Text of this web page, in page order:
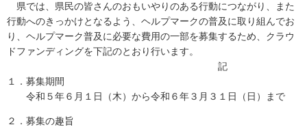
県では、県民の皆さんのおもいやりのある行動につながり、また
行動へのきっかけとなるよう、ヘルプマークの普及に取り組んでお
り、ヘルプマーク普及に必要な費用の一部を募集するため、クラウ
ドファンディングを下記のとおり行います。
記
１．募集期間
令和５年６月１日（木）から令和６年３月３１日（日）まで
２．募集の趣旨